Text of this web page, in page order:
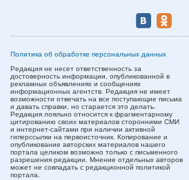
Политика об обработке персональных данных
Редакция не несет ответственность за
достоверность информации, опубликованной в
рекламных объявлениях и сообщениях
информационных агентств. Редакция не имеет
возможности отвечать на все поступающие письма
и давать справки, но старается это делать.
Редакция лояльно относится к фрагментарному
цитированию своих материалов сторонними СМИ
и интернет-сайтами при наличии активной
гиперссылки на первоисточник. Копирование и
опубликование авторских материалов нашего
портала целиком возможно только с письменного
разрешения редакции. Мнение отдельных авторов
может не совпадать с редакционной политикой
портала.